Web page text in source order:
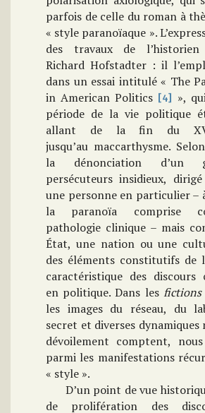
parfois de celle du roman à
« style paranoïaque ».
des travaux de l’historien
Richard Hofstadter : il
dans un essai intitulé « The
in American Politics [4]
»,
période de la vie politique
allant de la fin du
jusqu’au maccarthysme.
la dénonciation d’un
persécuteurs insidieux,
une personne en particulier –
la paranoïa comprise
pathologie clinique – mais
État, une nation ou une
des éléments constitutifs de
caractéristique des discours
en politique. Dans les fictions
les images du réseau, du
secret et diverses dynamiques
dévoilement comptent,
parmi les manifestations
« style ».
D’un point de vue
de prolifération des